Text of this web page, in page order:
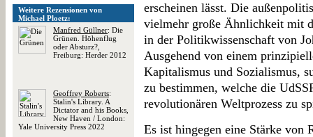
Weitere Rezensionen von
Michael Ploetz:
Manfred Güllner: Die
Grünen. Höhenflug
oder Absturz?,
Freiburg: Herder 2012
Geoffrey Roberts:
Stalin's Library. A
Dictator and his Books,
New Haven / London:
Yale University Press 2022
erscheinen lässt. Die
vielmehr große Ähnlichkeit mit
in der Politikwissenschaft von
Ausgehend von einem
Kapitalismus und Sozialismus,
zu bestimmen, welche die
revolutionären Weltprozess zu
Es ist hingegen eine Stärke von